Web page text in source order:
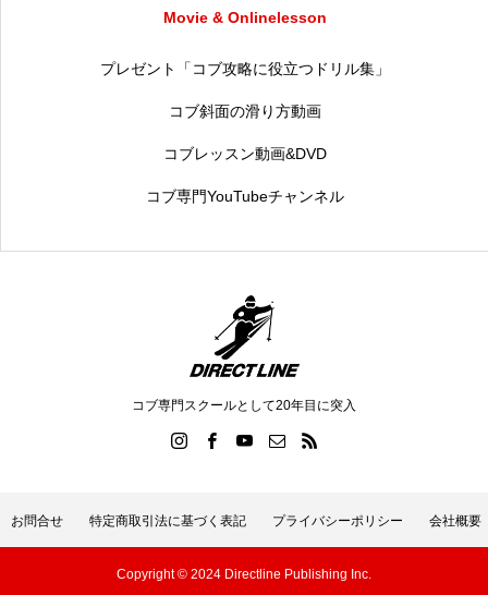
Movie & Onlinelesson
プレゼント「コブ攻略に役立つドリル集」
コブ斜面の滑り方動画
コブレッスン動画&DVD
コブ専門YouTubeチャンネル
コブ専門スクールとして20年目に突入
お問合せ 特定商取引法に基づく表記 プライバシーポリシー 会社概要
Copyright © 2024 Directline Publishing Inc.